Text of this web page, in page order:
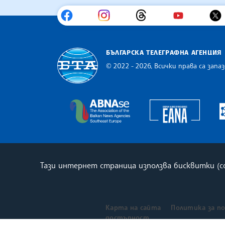
БЪЛГАРСКА ТЕЛЕГРАФНА АГЕНЦИЯ
© 2022 - 2026, Всички права са
The Assocoation of the
Карта на сайта
Политика за
достъпност
Тази интернет страница използва бисквитки